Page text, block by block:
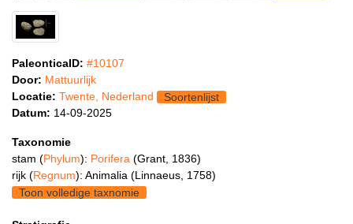
PaleonticaID: #10107
Door: Mattuurlijk
Locatie: Twente, Nederland
Soortenlijst
Datum: 14-09-2025
Taxonomie
stam (Phylum): Porifera (Grant, 1836)
rijk (Regnum): Animalia (Linnaeus, 1758)
Toon volledige taxnomie